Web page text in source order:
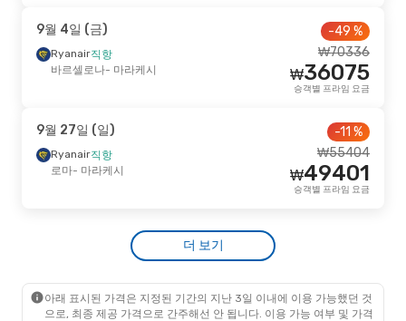
Aegean Airlines
429109
승객별 프라임 요금
서울- 마라케시
마라케시
- 서울
1360788
1291990
승객별 프라임 요금
1 경유
1 경유
₩
1761564
승객별 프라임 요금
9월 4일 (금)
Ryanair직항
바르셀로나- 마라케시
-49 %
70336
₩
36075
₩
승객별 프라임 요금
9월 27일 (일)
Ryanair직항
로마- 마라케시
-11 %
55404
₩
49401
₩
승객별 프라임 요금
더 보기
아래 표시된 가격은 지정된 기간의 지난 3일 이내에 이용 가능했던 것
으로, 최종 제공 가격으로 간주해선 안 됩니다. 이용 가능 여부 및 가격